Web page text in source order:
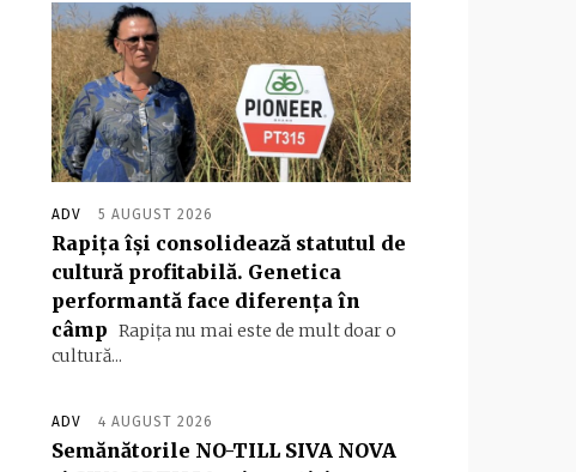
ADV 5 AUGUST 2026
Rapița își consolidează statutul de
cultură profitabilă. Genetica
performantă face diferența în
câmp Rapița nu mai este de mult doar o
cultură...
ADV 4 AUGUST 2026
Semănătorile NO-TILL SIVA NOVA